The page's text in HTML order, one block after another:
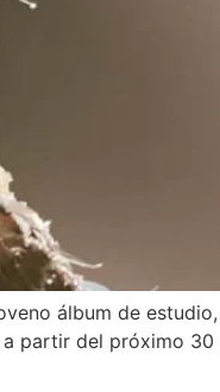
álbum de
partir del próximo